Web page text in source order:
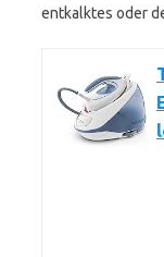
entkalktes oder